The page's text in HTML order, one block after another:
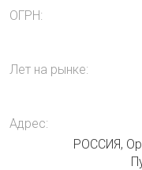
ОГРН:
Лет на рынке:
Адрес:
РОССИЯ,